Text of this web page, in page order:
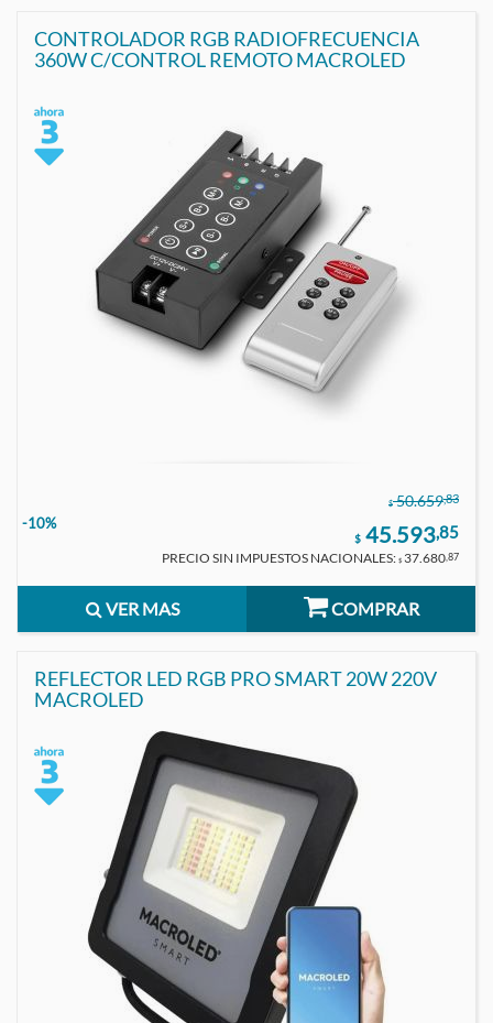
CONTROLADOR RGB RADIOFRECUENCIA
360W C/CONTROL REMOTO MACROLED
$ 50.659,83
-10%
$ 45.593,85
PRECIO SIN IMPUESTOS NACIONALES: $ 37.680,87
VER MAS COMPRAR
REFLECTOR LED RGB PRO SMART 20W 220V
MACROLED